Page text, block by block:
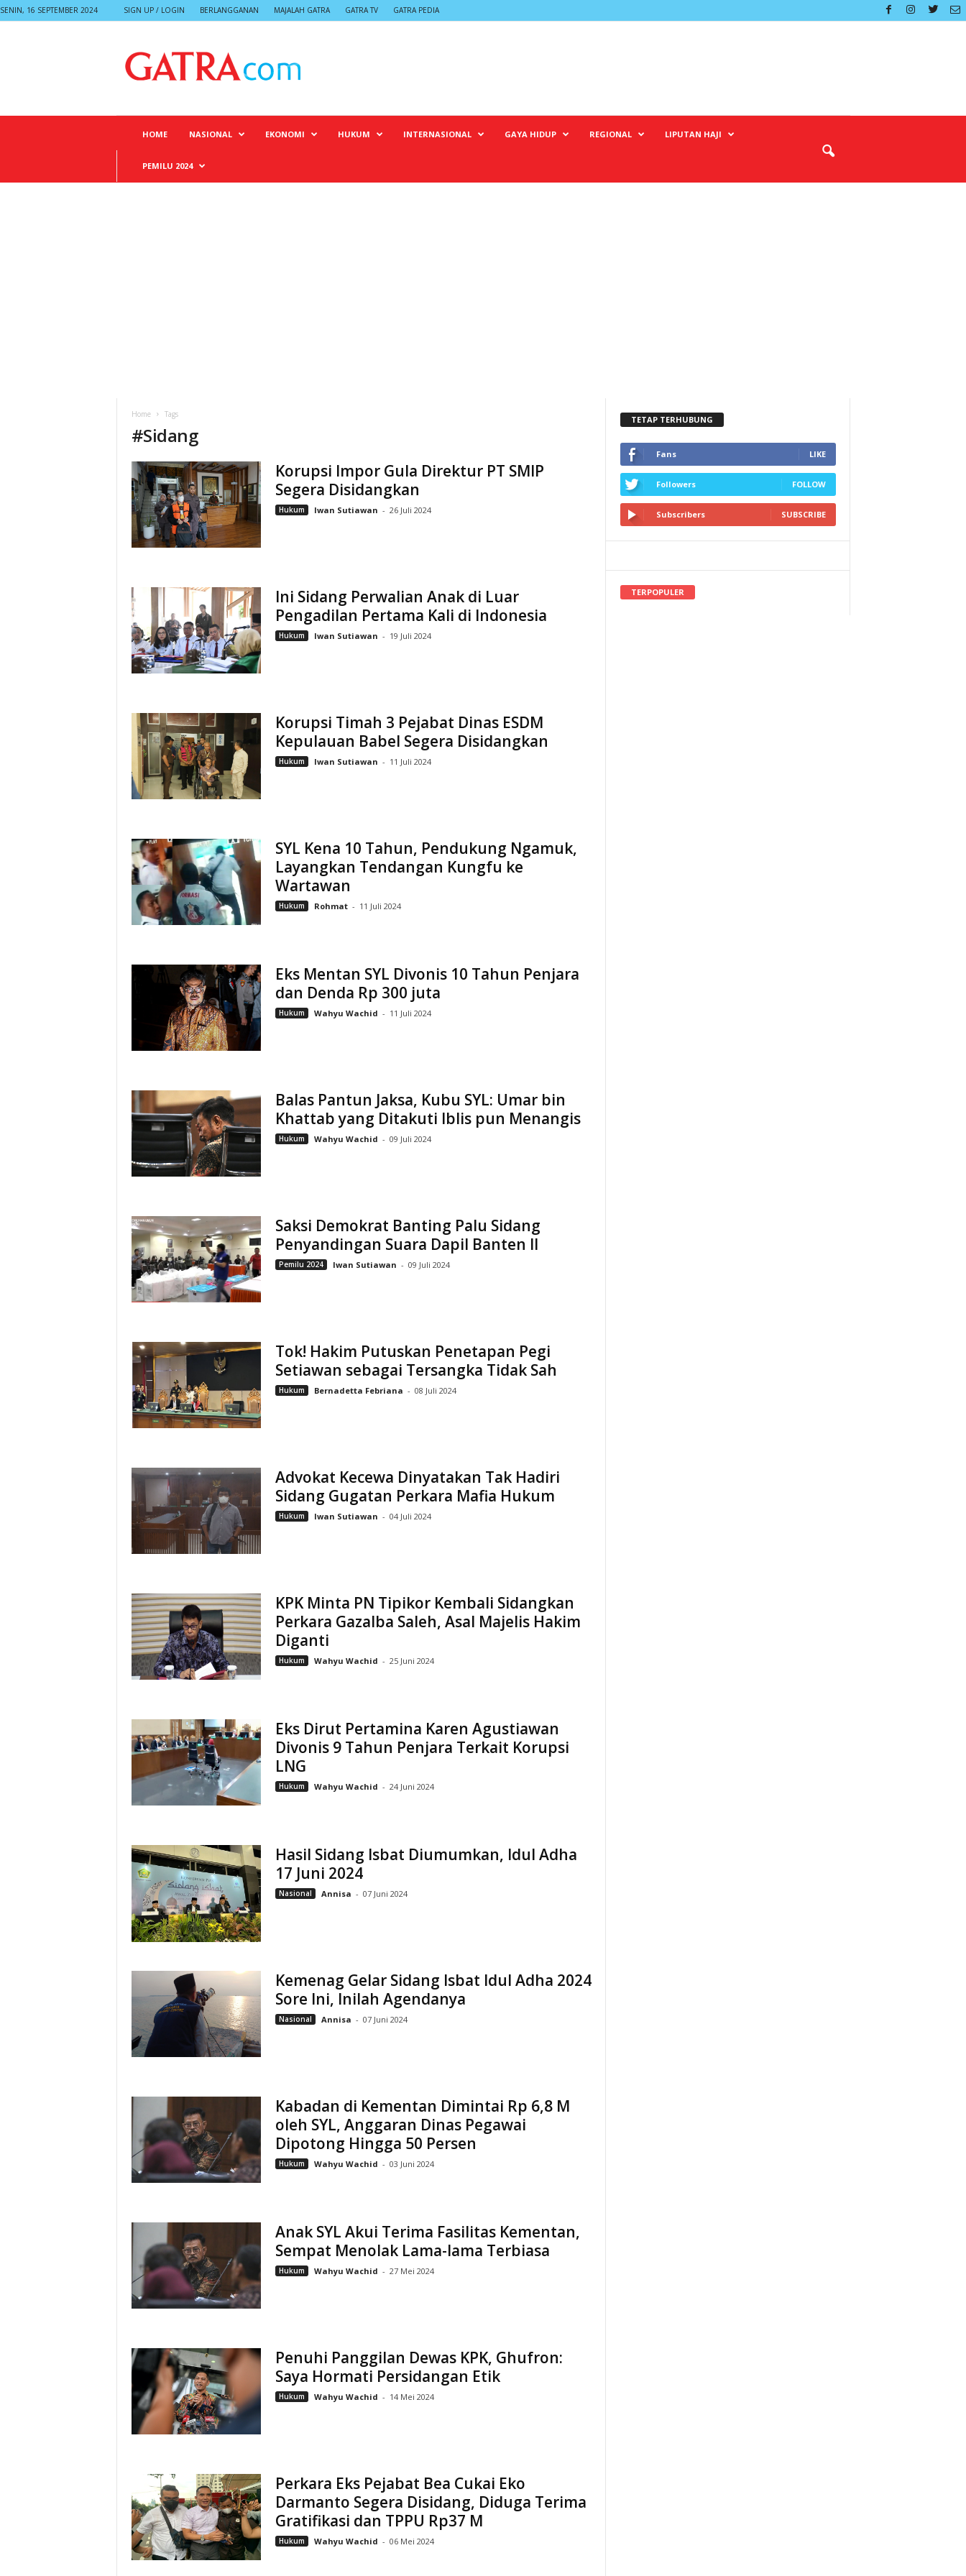
SENIN, 16 SEPTEMBER 2024 SIGN UP / LOGIN BERLANGGANAN MAJALAH GATRA GATRA TV GATRA PEDIA
HOME NASIONAL EKONOMI HUKUM INTERNASIONAL GAYA HIDUP REGIONAL LIPUTAN HAJI
PEMILU 2024
Home Tags
#Sidang
Korupsi Impor Gula Direktur PT SMIP
Segera Disidangkan
Hukum Iwan Sutiawan - 26 Juli 2024
Ini Sidang Perwalian Anak di Luar
Pengadilan Pertama Kali di Indonesia
Hukum Iwan Sutiawan - 19 Juli 2024
Korupsi Timah 3 Pejabat Dinas ESDM
Kepulauan Babel Segera Disidangkan
Hukum Iwan Sutiawan - 11 Juli 2024
SYL Kena 10 Tahun, Pendukung Ngamuk,
Layangkan Tendangan Kungfu ke
Wartawan
Hukum Rohmat - 11 Juli 2024
Eks Mentan SYL Divonis 10 Tahun Penjara
dan Denda Rp 300 juta
Hukum Wahyu Wachid - 11 Juli 2024
Balas Pantun Jaksa, Kubu SYL: Umar bin
Khattab yang Ditakuti Iblis pun Menangis
Hukum Wahyu Wachid - 09 Juli 2024
Saksi Demokrat Banting Palu Sidang
Penyandingan Suara Dapil Banten II
Pemilu 2024 Iwan Sutiawan - 09 Juli 2024
Tok! Hakim Putuskan Penetapan Pegi
Setiawan sebagai Tersangka Tidak Sah
Hukum Bernadetta Febriana - 08 Juli 2024
Advokat Kecewa Dinyatakan Tak Hadiri
Sidang Gugatan Perkara Mafia Hukum
Hukum Iwan Sutiawan - 04 Juli 2024
KPK Minta PN Tipikor Kembali Sidangkan
Perkara Gazalba Saleh, Asal Majelis Hakim
Diganti
Hukum Wahyu Wachid - 25 Juni 2024
Eks Dirut Pertamina Karen Agustiawan
Divonis 9 Tahun Penjara Terkait Korupsi
LNG
Hukum Wahyu Wachid - 24 Juni 2024
Hasil Sidang Isbat Diumumkan, Idul Adha
17 Juni 2024
Nasional Annisa - 07 Juni 2024
Kemenag Gelar Sidang Isbat Idul Adha 2024
Sore Ini, Inilah Agendanya
Nasional Annisa - 07 Juni 2024
Kabadan di Kementan Dimintai Rp 6,8 M
oleh SYL, Anggaran Dinas Pegawai
Dipotong Hingga 50 Persen
Hukum Wahyu Wachid - 03 Juni 2024
Anak SYL Akui Terima Fasilitas Kementan,
Sempat Menolak Lama-lama Terbiasa
Hukum Wahyu Wachid - 27 Mei 2024
Penuhi Panggilan Dewas KPK, Ghufron:
Saya Hormati Persidangan Etik
Hukum Wahyu Wachid - 14 Mei 2024
Perkara Eks Pejabat Bea Cukai Eko
Darmanto Segera Disidang, Diduga Terima
Gratifikasi dan TPPU Rp37 M
Hukum Wahyu Wachid - 06 Mei 2024
TETAP TERHUBUNG
Fans LIKE
Followers FOLLOW
Subscribers SUBSCRIBE
TERPOPULER